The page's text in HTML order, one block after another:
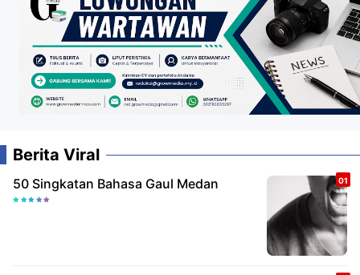
Berita Viral
50 Singkatan Bahasa Gaul Medan